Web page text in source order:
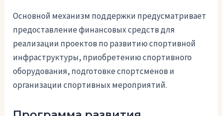
Основной механизм поддержки предусматривает
предоставление финансовых средств для
реализации проектов по развитию спортивной
инфраструктуры, приобретению спортивного
оборудования, подготовке спортсменов и
организации спортивных мероприятий.